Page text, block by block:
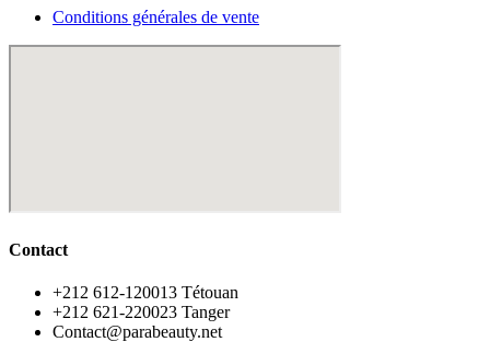
Conditions générales de vente
Contact
‪+212 612-120013 Tétouan
‪+212 621-220023 Tanger
Contact@parabeauty.net